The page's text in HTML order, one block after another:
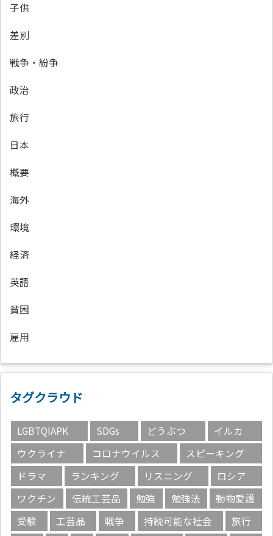
子供
差別
戦争・紛争
政治
旅行
日本
概要
海外
環境
経済
英語
貧困
雇用
タグクラウド
LGBTQIAPK SDGs どうぶつ
イルカ
ウクライナ
コロナウイルス
スピーキング
ドラマ
ランキング リスニング
ロシア
ワクチン
伝統工芸品 勉強 勉強法
動物愛護
受験
工芸品 戦争 持続可能な社会 旅行